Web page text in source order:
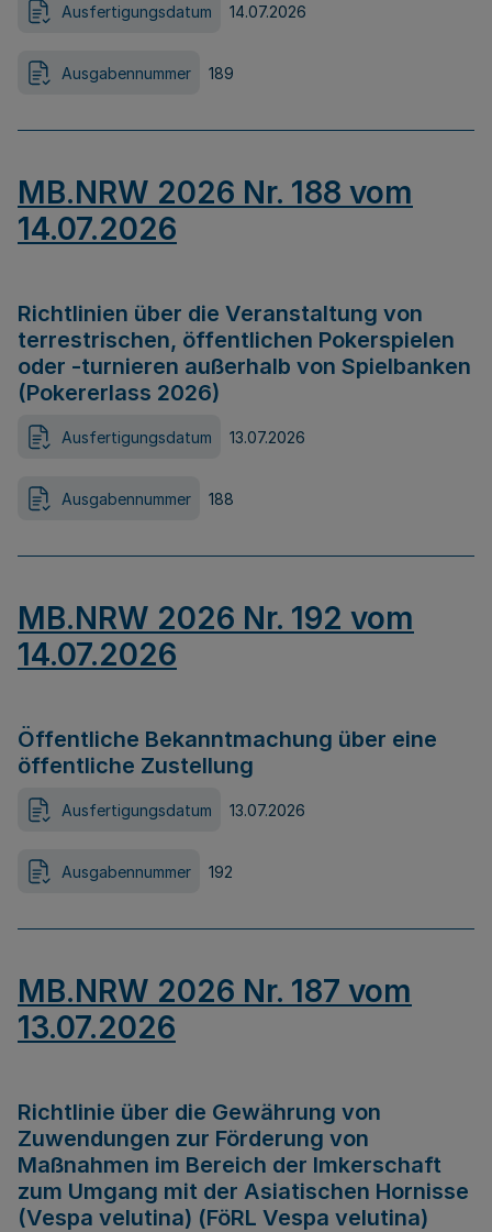
Ausfertigungsdatum 14.07.2026
Ausgabennummer 189
MB.NRW 2026 Nr. 188 vom
14.07.2026
Richtlinien über die Veranstaltung von
terrestrischen, öffentlichen Pokerspielen
oder -turnieren außerhalb von Spielbanken
(Pokererlass 2026)
Ausfertigungsdatum 13.07.2026
Ausgabennummer 188
MB.NRW 2026 Nr. 192 vom
14.07.2026
Öffentliche Bekanntmachung über eine
öffentliche Zustellung
Ausfertigungsdatum 13.07.2026
Ausgabennummer 192
MB.NRW 2026 Nr. 187 vom
13.07.2026
Richtlinie über die Gewährung von
Zuwendungen zur Förderung von
Maßnahmen im Bereich der Imkerschaft
zum Umgang mit der Asiatischen Hornisse
(Vespa velutina) (FöRL Vespa velutina)